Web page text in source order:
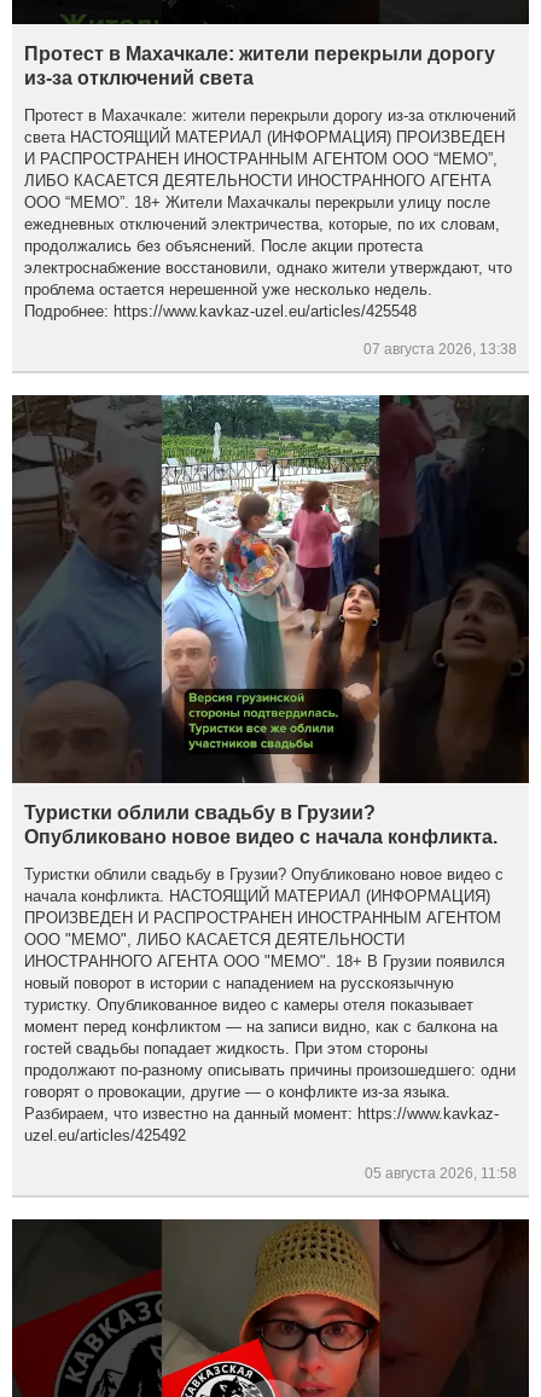
Протест в Махачкале: жители перекрыли дорогу
из-за отключений света
Протест в Махачкале: жители перекрыли дорогу из-за отключений
света НАСТОЯЩИЙ МАТЕРИАЛ (ИНФОРМАЦИЯ) ПРОИЗВЕДЕН
И РАСПРОСТРАНЕН ИНОСТРАННЫМ АГЕНТОМ ООО “МЕМО”,
ЛИБО КАСАЕТСЯ ДЕЯТЕЛЬНОСТИ ИНОСТРАННОГО АГЕНТА
ООО “МЕМО”. 18+ Жители Махачкалы перекрыли улицу после
ежедневных отключений электричества, которые, по их словам,
продолжались без объяснений. После акции протеста
электроснабжение восстановили, однако жители утверждают, что
проблема остается нерешенной уже несколько недель.
Подробнее: https://www.kavkaz-uzel.eu/articles/425548
07 августа 2026, 13:38
Туристки облили свадьбу в Грузии?
Опубликовано новое видео с начала конфликта.
Туристки облили свадьбу в Грузии? Опубликовано новое видео с
начала конфликта. НАСТОЯЩИЙ МАТЕРИАЛ (ИНФОРМАЦИЯ)
ПРОИЗВЕДЕН И РАСПРОСТРАНЕН ИНОСТРАННЫМ АГЕНТОМ
ООО "МЕМО", ЛИБО КАСАЕТСЯ ДЕЯТЕЛЬНОСТИ
ИНОСТРАННОГО АГЕНТА ООО "МЕМО". 18+ В Грузии появился
новый поворот в истории с нападением на русскоязычную
туристку. Опубликованное видео с камеры отеля показывает
момент перед конфликтом — на записи видно, как с балкона на
гостей свадьбы попадает жидкость. При этом стороны
продолжают по-разному описывать причины произошедшего: одни
говорят о провокации, другие — о конфликте из-за языка.
Разбираем, что известно на данный момент: https://www.kavkaz-
uzel.eu/articles/425492
05 августа 2026, 11:58